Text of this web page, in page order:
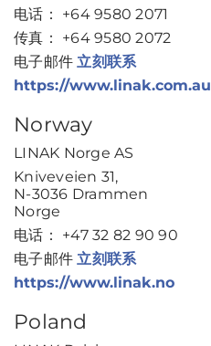
电话： +64 9580 2071
传真： +64 9580 2072
电子邮件立刻联系
https://www.linak.com.au
Norway
LINAK Norge AS
Kniveveien 31,
N-3036 Drammen
Norge
电话： +47 32 82 90 90
电子邮件立刻联系
https://www.linak.no
Poland